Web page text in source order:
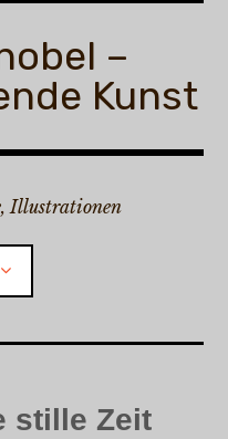
–
Kunst
Illustrationen
stille Zeit